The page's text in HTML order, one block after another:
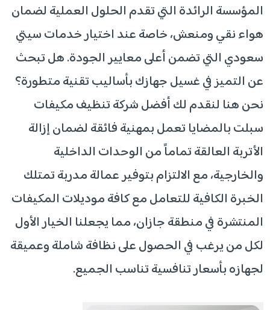
المؤسسة الرائدة التي تقدم الحلول العملية لضمان
هواء نقي ومنعش، خاصة عند اختيار خدمات سيتي
سعودي التي تضمن أعلى معايير الجودة. هل تبحث
عن التميز في غسيل جهازك بأساليب تقنية متطورة؟
نحن هنا لنقدم لك أفضل شركة تنظيف مكيفات
سبلت بالمضايا تعمل بمهنية فائقة لضمان إزالة
الأتربة العالقة تماماً من الوحدات الداخلية
والخارجية، مع الالتزام بتوفير عمالة مدربة تمتلك
الخبرة الكافية للتعامل مع كافة موديلات المكيفات
المنتشرة في منطقة جازان، مما يجعلنا الخيار الأول
لكل من يرغب في الحصول على نظافة شاملة وعميقة
لجهازه بأسعار تنافسية تناسب الجميع.